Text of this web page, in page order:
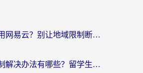
在国外怎么用网易云？别让地域限制断了你的中文歌单——附听书社交定位解决方案
酷狗海外限制解决办法有哪些？留学生亲测有效的回国加速指南